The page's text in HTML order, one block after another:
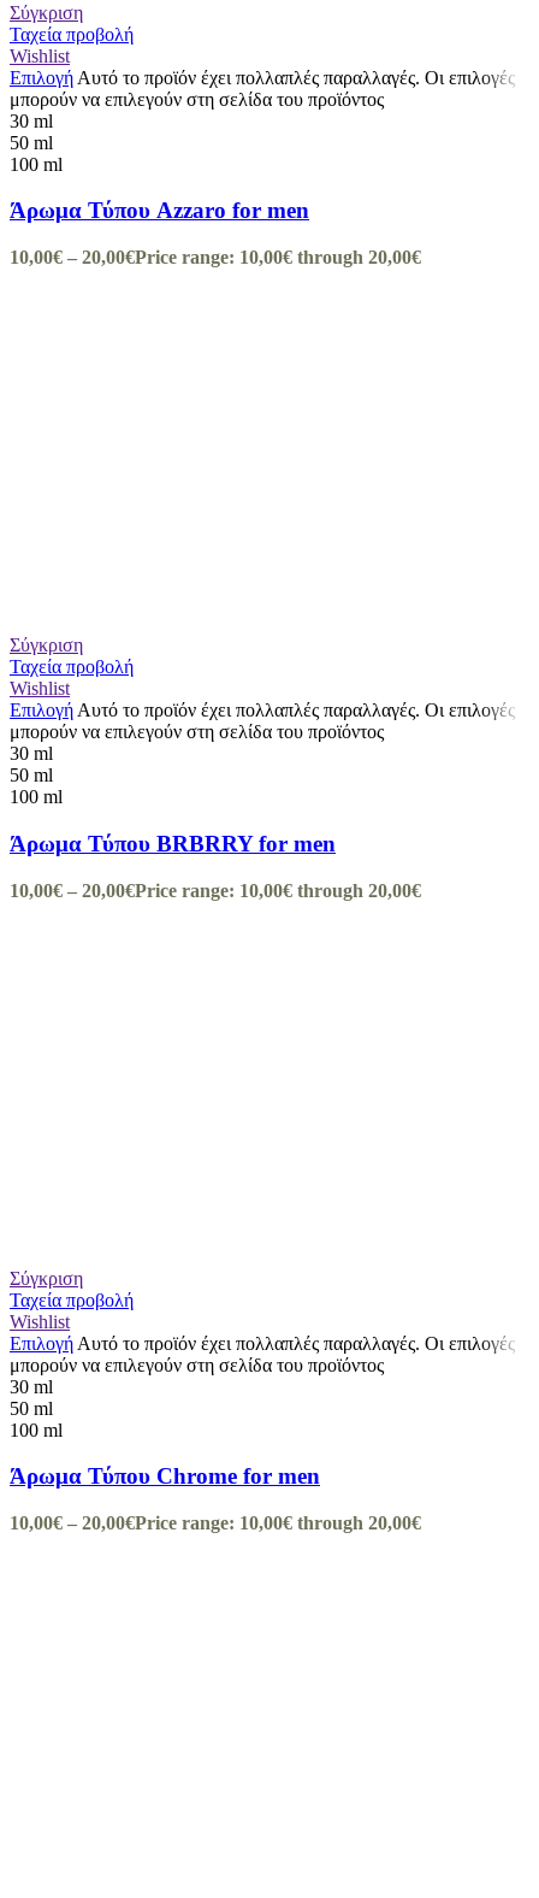
Σύγκριση
Ταχεία προβολή
Wishlist
Επιλογή Αυτό το προϊόν έχει πολλαπλές παραλλαγές. Οι επιλογές
μπορούν να επιλεγούν στη σελίδα του προϊόντος
30 ml
50 ml
100 ml
Άρωμα Τύπου Azzaro for men
10,00€ – 20,00€Price range: 10,00€ through 20,00€
Σύγκριση
Ταχεία προβολή
Wishlist
Επιλογή Αυτό το προϊόν έχει πολλαπλές παραλλαγές. Οι επιλογές
μπορούν να επιλεγούν στη σελίδα του προϊόντος
30 ml
50 ml
100 ml
Άρωμα Τύπου BRBRRY for men
10,00€ – 20,00€Price range: 10,00€ through 20,00€
Σύγκριση
Ταχεία προβολή
Wishlist
Επιλογή Αυτό το προϊόν έχει πολλαπλές παραλλαγές. Οι επιλογές
μπορούν να επιλεγούν στη σελίδα του προϊόντος
30 ml
50 ml
100 ml
Άρωμα Τύπου Chrome for men
10,00€ – 20,00€Price range: 10,00€ through 20,00€